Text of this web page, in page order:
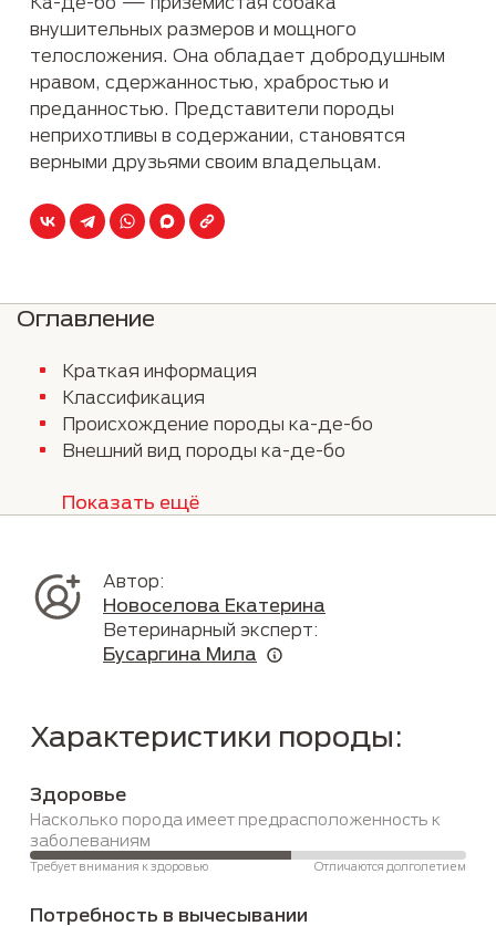
внушительных размеров и мощного
телосложения. Она обладает добродушным
нравом, сдержанностью, храбростью и
преданностью. Представители породы
неприхотливы в содержании, становятся
верными друзьями своим владельцам.
Оглавление
Краткая информация
Классификация
Происхождение породы ка-де-бо
Внешний вид породы ка-де-бо
Показать ещё
Автор:
Новоселова Екатерина
Ветеринарный эксперт:
Бусаргина Мила
Характеристики породы:
Здоровье
Насколько порода имеет предрасположенность к
заболеваниям
Требует внимания к здоровью Отличаются долголетием
Потребность в вычесывании